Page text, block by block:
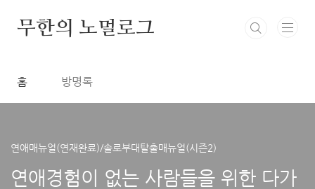
무한의 노멀로그
홈 방명록
연애매뉴얼(연재완료)/솔로부대탈출매뉴얼(시즌2)
연애경험이 없는 사람들을 위한 다가